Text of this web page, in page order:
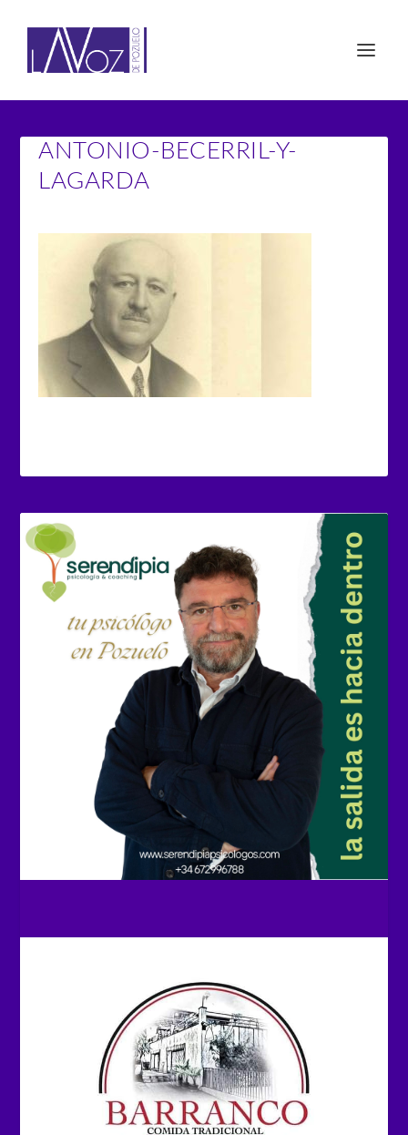
ANTONIO-BECERRIL-Y-
LAGARDA